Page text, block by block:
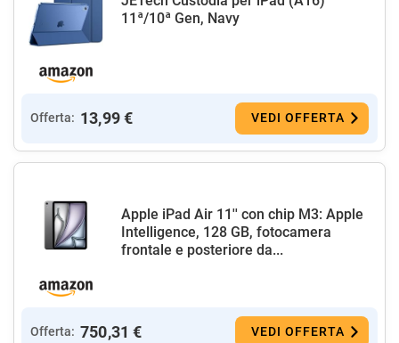
11ª/10ª Gen, Navy
Offerta: 13,99 € VEDI OFFERTA
Apple iPad Air 11'' con chip M3: Apple
Intelligence, 128 GB, fotocamera
frontale e posteriore da...
Offerta: 750,31 € VEDI OFFERTA